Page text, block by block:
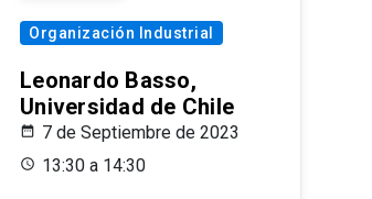
Organización Industrial
Leonardo Basso,
Universidad de Chile
7 de Septiembre de 2023
13:30 a 14:30